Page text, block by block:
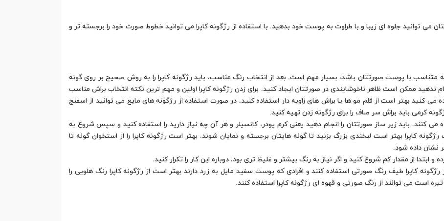
می توانید جلوه ای زیبا و با طراوت به پوست خود بدهید. با استفاده از رژگونه کاپرا می توانید خطوط صورت خود را برجسته تر و
متناسب با پوست صورتتان باشد، بسیار مهم است. بعد از انتخاب رنگ مناسب، باید رژگونه کاپرا را به روش صحیح بر روی گونه
ندهید ممکن است ظاهر ناخوشایندی در صورتتان ایجاد کنید. برای زدن رژگونه کاپرا اولین و مهم ترین نکته انتخاب براش مناسب
می کنید بهتر است از قلم مو ها یا براش های زاویه دار استفاده کنید. در صورت استفاده از رژگونه های مایع می توانید از اسفنج
کرمی باید براش سر صاف را برای رژگونه زدن تهیه کنید.
می کنند. باید زیر ساز صورتتان را انجام دهید یعنی کرم پودر، کانسیلر و هر آن چه نیاز دارید را استفاده کنید و سپس شروع به
کاپرا بهتر است لبخندی بزرگ بزنید تا گونه هایتان برجسته و نمایان شوند. بهتر است رژگونه کاپرا را از استخوان گونه تا
نشان داده شود.
و ابتدا از مقدار کم شروع کنید و اگر نیاز به رنگ بیشتر و غلیظ تری بود، دوباره این کار را تکرار کنید.
کاپرا طیف رنگ صورتی استفاده کنند و افرادی که پوست سفید مایل به زرد دارند بهتر است از رژگونه کاپرا رنگ هلویی را
است می توانند از رنگ صورتی و قهوه ای رژگونه کاپرا استفاده کنند.